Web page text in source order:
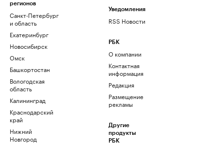
регионов
Санкт-Петербург
и область
Екатеринбург
Новосибирск
Омск
Башкортостан
Вологодская
область
Калининград
Краснодарский
край
Нижний
Новгород
Уведомления
RSS Новости
РБК
О компании
Контактная
информация
Редакция
Размещение
рекламы
Другие
продукты
РБК